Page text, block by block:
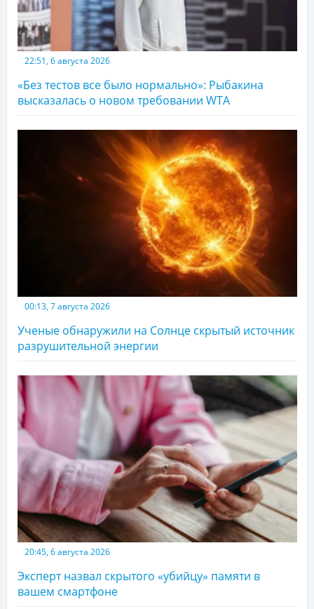
22:51, 6 августа 2026
«Без тестов все было нормально»: Рыбакина
высказалась о новом требовании WTA
00:13, 7 августа 2026
Ученые обнаружили на Солнце скрытый источник
разрушительной энергии
20:45, 6 августа 2026
Эксперт назвал скрытого «убийцу» памяти в
вашем смартфоне